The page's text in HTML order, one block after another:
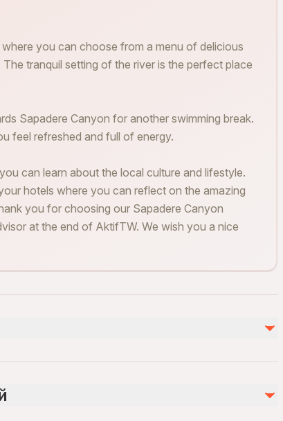
you can choose from a menu of delicious
tranquil setting of the river is the perfect place
Sapadere Canyon for another swimming break.
feel refreshed and full of energy.
can learn about the local culture and lifestyle.
hotels where you can reflect on the amazing
you for choosing our Sapadere Canyon
at the end of AktifTW. We wish you a nice